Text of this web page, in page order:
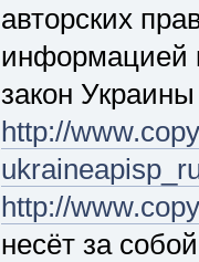
авторских
информацией
закон Украины
http://
http://
несёт за